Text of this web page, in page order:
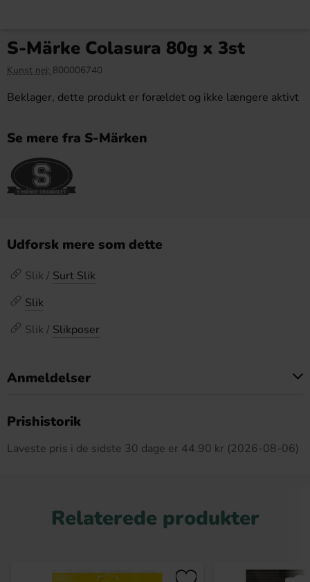
S-Märke Colasura 80g x 3st
Kunst nej: 800006740
Beklager, dette produkt er forældet og ikke længere aktivt
Se mere fra S-Märken
Udforsk mere som dette
Slik / Surt Slik
Slik
Slik / Slikposer
Anmeldelser
Prishistorik
Laveste pris i de sidste 30 dage er 44.90 kr (2026-08-06)
Relaterede produkter